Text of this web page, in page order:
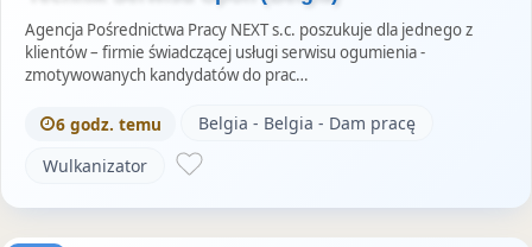
Agencja Pośrednictwa Pracy NEXT s.c. poszukuje dla jednego z
klientów – firmie świadczącej usługi serwisu ogumienia -
zmotywowanych kandydatów do prac…
6 godz. temu
Belgia - Belgia - Dam pracę
Wulkanizator